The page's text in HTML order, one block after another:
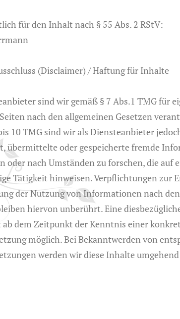
für den Inhalt nach § 55 Abs. 2 RStV:
(Disclaimer) / Haftung für Inhalte
sind wir gemäß § 7 Abs.1 TMG für
nach den allgemeinen Gesetzen
10 TMG sind wir als Diensteanbieter
übermittelte oder gespeicherte fremde
oder nach Umständen zu forschen, die auf
Tätigkeit hinweisen. Verpflichtungen zur
der Nutzung von Informationen nach
hiervon unberührt. Eine
ab dem Zeitpunkt der Kenntnis einer
möglich. Bei Bekanntwerden von
werden wir diese Inhalte